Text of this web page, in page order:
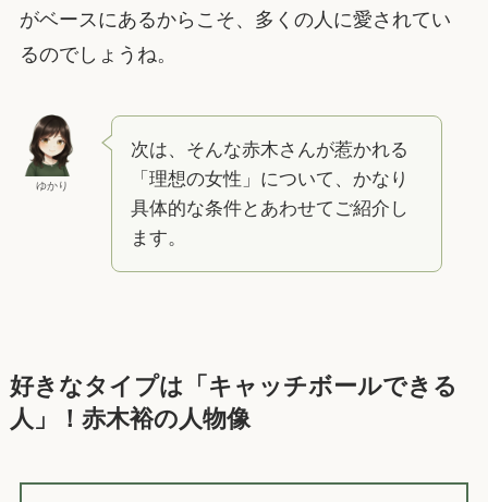
がベースにあるからこそ、多くの人に愛されてい
るのでしょうね。
ゆかり
次は、そんな赤木さんが惹かれる
「理想の女性」について、かなり
具体的な条件とあわせてご紹介し
ます。
好きなタイプは「キャッチボールできる
人」！赤木裕の人物像